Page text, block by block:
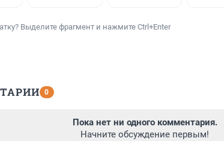
Выделите фрагмент и нажмите Ctrl+Enter
0
Пока нет ни одного комментария.
Начните обсуждение первым!